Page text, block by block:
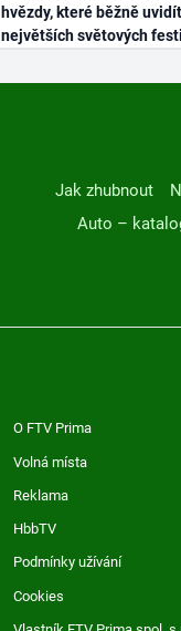
hvězdy, které běžně
největších světových
Jak zhubnout
Auto –
O FTV Prima
Volná místa
Reklama
HbbTV
Podmínky užívání
Cookies